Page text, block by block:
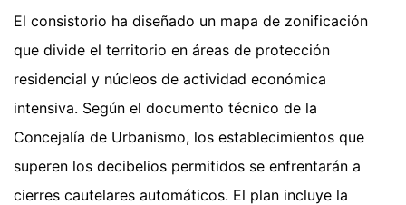
El consistorio ha diseñado un mapa de zonificación
que divide el territorio en áreas de protección
residencial y núcleos de actividad económica
intensiva. Según el documento técnico de la
Concejalía de Urbanismo, los establecimientos que
superen los decibelios permitidos se enfrentarán a
cierres cautelares automáticos. El plan incluye la